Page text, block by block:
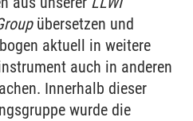
übersetzen und
aktuell in weitere
auch in anderen
Innerhalb dieser
wurde die